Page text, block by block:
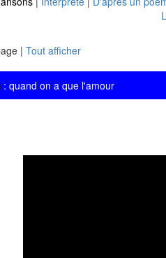
| Tout afficher
: quand on a que l'amour